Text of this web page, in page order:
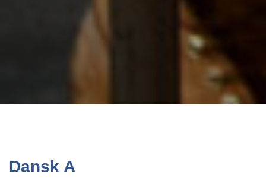
Dansk A